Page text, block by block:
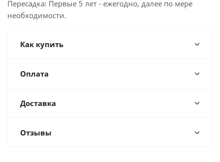
Пересадка: Первые 5 лет - ежегодно, далее по мере
необходимости.
Как купить
Оплата
Доставка
Отзывы